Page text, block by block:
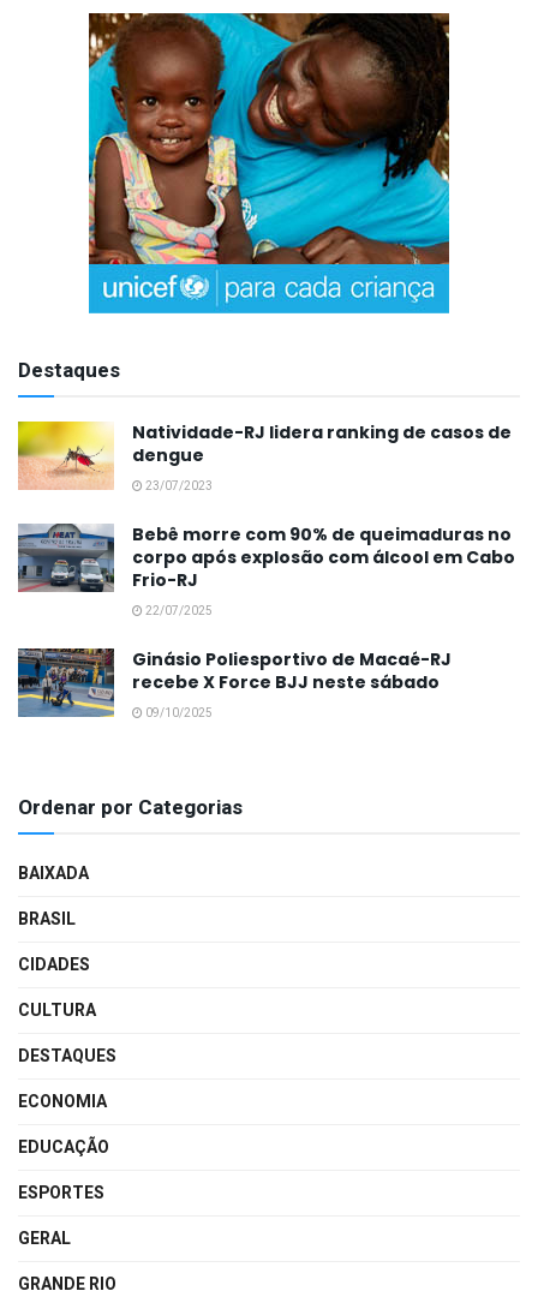
Destaques
Natividade-RJ lidera ranking de casos de
dengue
23/07/2023
Bebê morre com 90% de queimaduras no
corpo após explosão com álcool em Cabo
Frio-RJ
22/07/2025
Ginásio Poliesportivo de Macaé-RJ
recebe X Force BJJ neste sábado
09/10/2025
Ordenar por Categorias
BAIXADA
BRASIL
CIDADES
CULTURA
DESTAQUES
ECONOMIA
EDUCAÇÃO
ESPORTES
GERAL
GRANDE RIO